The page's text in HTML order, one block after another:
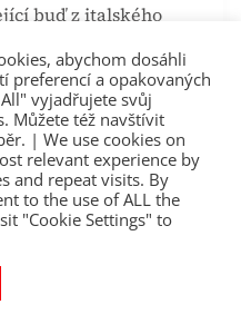
buď z italského
či ze švýcarského
od roku
v Čechách.
abychom dosáhli
preferencí a opakovaných
vyjadřujete svůj
Můžete též navštívit
| We use cookies on
relevant experience by
and repeat visits. By
to the use of ALL the
"Cookie Settings" to